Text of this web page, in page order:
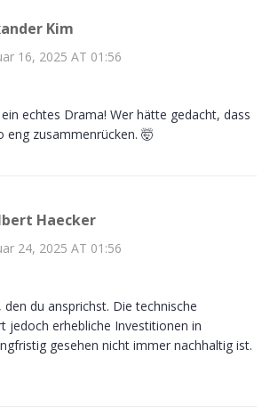
Kim
16, 2025 AT 01:56
echtes Drama! Wer hätte gedacht, dass
eng zusammenrücken. 🤯
Haecker
24, 2025 AT 01:56
du ansprichst. Die technische
jedoch erhebliche Investitionen in
gesehen nicht immer nachhaltig ist.